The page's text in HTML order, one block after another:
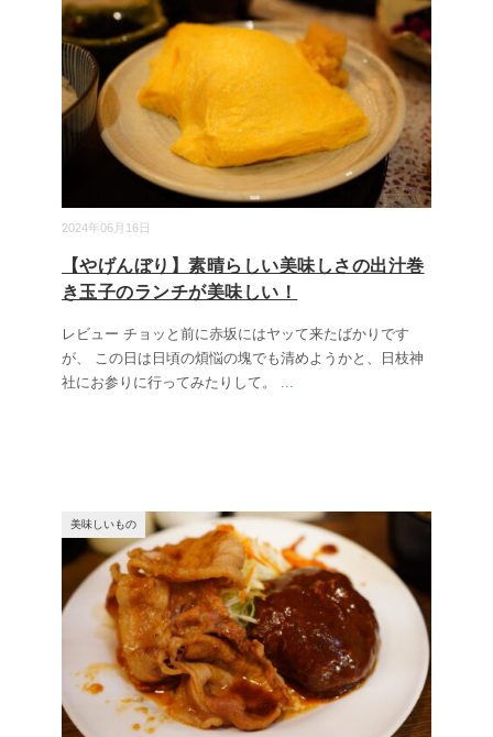
2024年06月16日
【やげんぼり】素晴らしい美味しさの出汁巻
き玉子のランチが美味しい！
レビュー チョッと前に赤坂にはヤッて来たばかりです
が、 この日は日頃の煩悩の塊でも清めようかと、日枝神
社にお参りに行ってみたりして。 ...
美味しいもの